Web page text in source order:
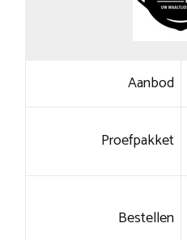
Aanbod
Proefpakket
Bestellen